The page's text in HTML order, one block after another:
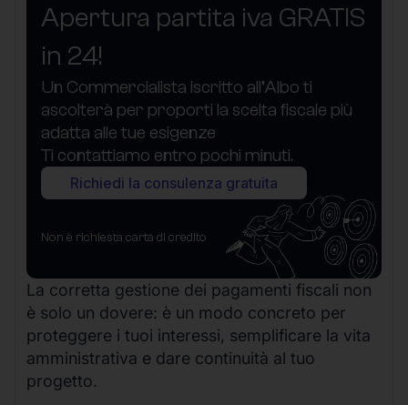
Apertura partita iva GRATIS
in 24!
Un Commercialista iscritto all’Albo ti
ascolterà per proporti la scelta fiscale più
adatta alle tue esigenze
Ti contattiamo entro pochi minuti.
Richiedi la consulenza gratuita
Non è richiesta carta di credito
La corretta gestione dei pagamenti fiscali non
è solo un dovere: è un modo concreto per
proteggere i tuoi interessi, semplificare la vita
amministrativa e dare continuità al tuo
progetto.